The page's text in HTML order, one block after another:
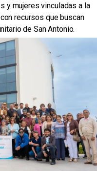
y mujeres vinculadas a la
recursos que buscan
de San Antonio.